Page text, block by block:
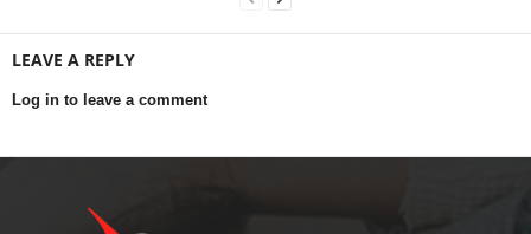
LEAVE A REPLY
Log in to leave a comment